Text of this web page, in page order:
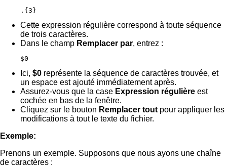
.{3}
Cette expression régulière correspond à toute séquence
de trois caractères.
Dans le champ Remplacer par, entrez :
$0
Ici, $0 représente la séquence de caractères trouvée, et
un espace est ajouté immédiatement après.
Assurez-vous que la case Expression régulière est
cochée en bas de la fenêtre.
Cliquez sur le bouton Remplacer tout pour appliquer les
modifications à tout le texte du fichier.
Exemple:
Prenons un exemple. Supposons que nous ayons une chaîne
de caractères :